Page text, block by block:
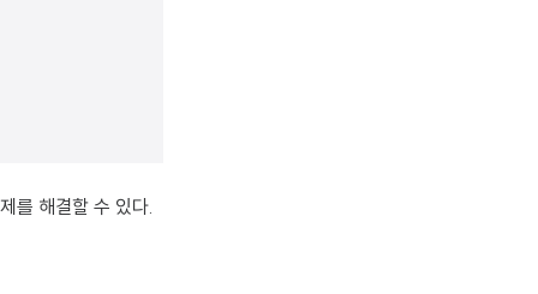
를 해결할 수 있다.